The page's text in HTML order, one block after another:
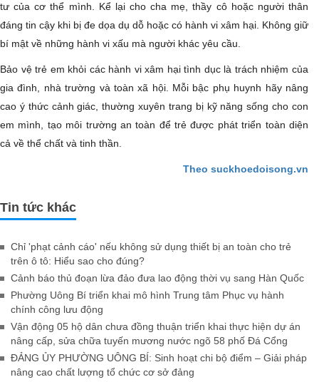
tư của cơ thể mình. Kể lại cho cha mẹ, thầy cô hoặc người thân
đáng tin cậy khi bị đe dọa dụ dỗ hoặc có hành vi xâm hại. Không giữ
bí mật về những hành vi xấu mà người khác yêu cầu.
Bảo vệ trẻ em khỏi các hành vi xâm hại tình dục là trách nhiệm của
gia đình, nhà trường và toàn xã hội. Mỗi bậc phụ huynh hãy nâng
cao ý thức cảnh giác, thường xuyên trang bị kỹ năng sống cho con
em mình, tạo môi trường an toàn để trẻ được phát triển toàn diện
cả về thể chất và tinh thần.
Theo suckhoedoisong.vn
Tin tức khác
Chỉ 'phạt cảnh cáo' nếu không sử dụng thiết bị an toàn cho trẻ
trên ô tô: Hiểu sao cho đúng?
Cảnh báo thủ đoạn lừa đảo đưa lao động thời vụ sang Hàn Quốc
Phường Uông Bí triển khai mô hình Trung tâm Phục vụ hành
chính công lưu động
Vận động 05 hộ dân chưa đồng thuận triển khai thực hiện dự án
nâng cấp, sửa chữa tuyến mương nước ngõ 58 phố Đá Cổng
ĐẢNG ỦY PHƯỜNG UÔNG BÍ: Sinh hoạt chi bộ điểm – Giải pháp
nâng cao chất lượng tổ chức cơ sở đảng